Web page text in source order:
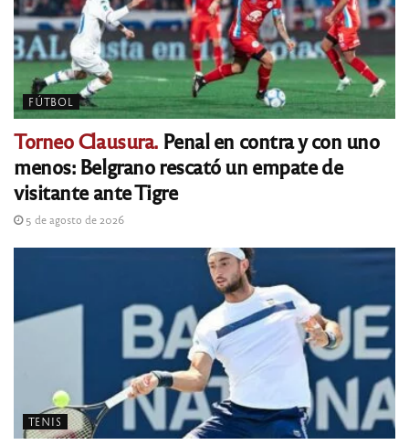
FÚTBOL
Torneo Clausura.Penal en contra y con uno
menos: Belgrano rescató un empate de
visitante ante Tigre
5 de agosto de 2026
TENIS